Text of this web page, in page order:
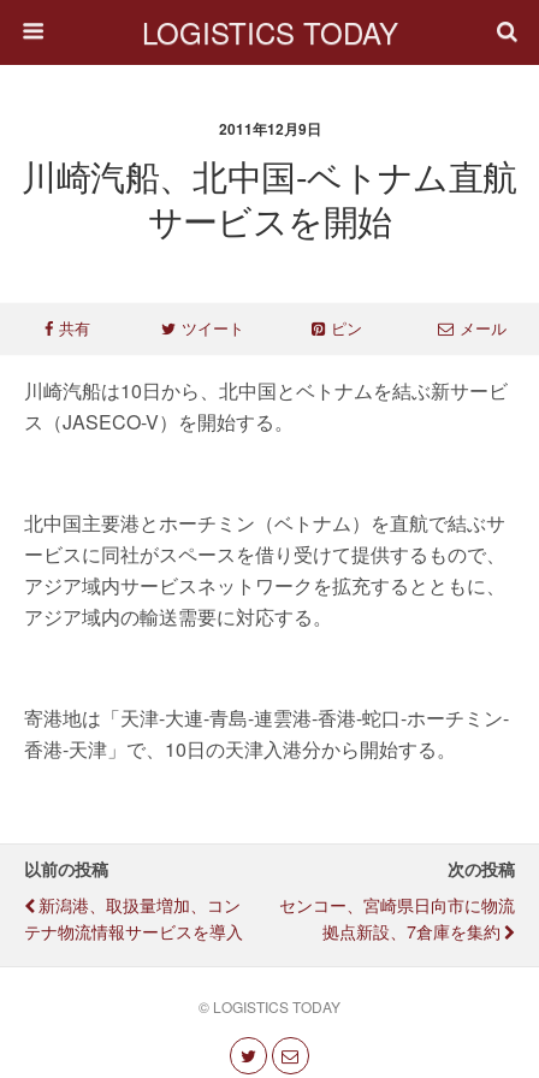
LOGISTICS TODAY
2011年12月9日
川崎汽船、北中国-ベトナム直航
サービスを開始
共有 ツイート ピン メール
川崎汽船は10日から、北中国とベトナムを結ぶ新サービ
ス（JASECO-V）を開始する。
北中国主要港とホーチミン（ベトナム）を直航で結ぶサ
ービスに同社がスペースを借り受けて提供するもので、
アジア域内サービスネットワークを拡充するとともに、
アジア域内の輸送需要に対応する。
寄港地は「天津-大連-青島-連雲港-香港-蛇口-ホーチミン-
香港-天津」で、10日の天津入港分から開始する。
以前の投稿
新潟港、取扱量増加、コン
テナ物流情報サービスを導入
次の投稿
センコー、宮崎県日向市に物流
拠点新設、7倉庫を集約
© LOGISTICS TODAY